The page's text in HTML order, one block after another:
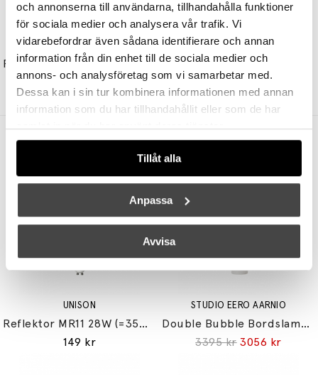
och annonserna till användarna, tillhandahålla funktioner
för sociala medier och analysera vår trafik. Vi
vidarebefordrar även sådana identifierare och annan
information från din enhet till de sociala medier och
annons- och analysföretag som vi samarbetar med.
Dessa kan i sin tur kombinera informationen med annan
information som du har tillhandahållit eller som de har
samlat in när du har använt deras tjänster.
Tillåt alla
Anpassa
Avvisa
&TRADITION
Pivot Bordslampa ATD7 Portable Blue Silver
3275 kr 2293 kr
&TRADITION
2680 kr 2144 kr
Andra köpte även
UNISON
Reflektor MR11 28W (=35W) GU10
149 kr
STUDIO EERO AARNIO
Double Bubble Bordslampa Small
3395 kr 3056 kr